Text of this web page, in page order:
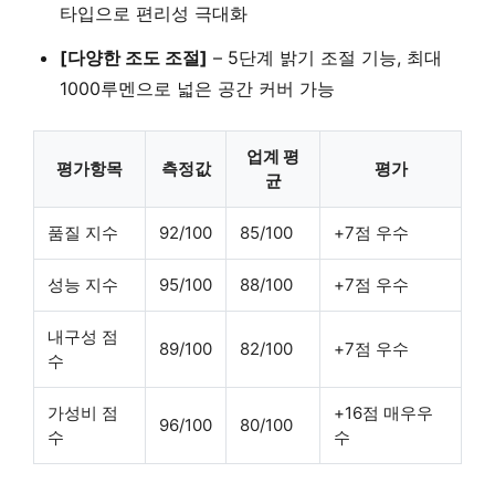
타입으로 편리성 극대화
[다양한 조도 조절] – 5단계 밝기 조절 기능, 최대
1000루멘으로 넓은 공간 커버 가능
평가항목 측정값
업계 평
균
평가
품질 지수 92/100 85/100 +7점 우수
성능 지수 95/100 88/100 +7점 우수
내구성 점
수
89/100 82/100 +7점 우수
가성비 점
수
96/100 80/100
+16점 매우우
수